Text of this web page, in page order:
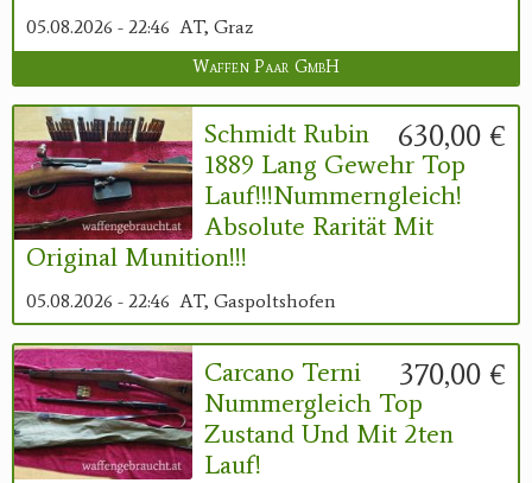
05.08.2026 - 22:46 AT, Graz
Waffen Paar GmbH
630,00 €
Schmidt Rubin
1889 Lang Gewehr Top
Lauf!!!Nummerngleich!
Absolute Rarität Mit
Original Munition!!!
05.08.2026 - 22:46 AT, Gaspoltshofen
370,00 €
Carcano Terni
Nummergleich Top
Zustand Und Mit 2ten
Lauf!